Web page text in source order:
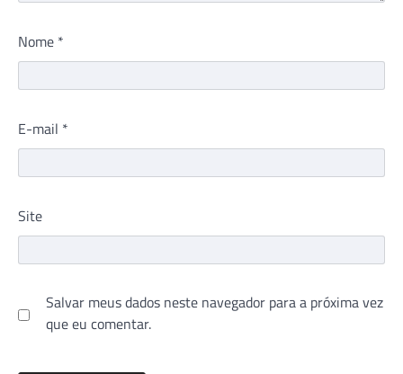
Nome *
E-mail *
Site
Salvar meus dados neste navegador para a próxima vez
que eu comentar.